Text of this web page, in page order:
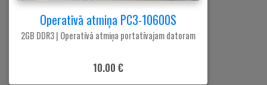
Operatīvā atmiņa PC3-10600S
2GB DDR3 | Operatīvā atmiņa portatīvajam datoram
10.00 €